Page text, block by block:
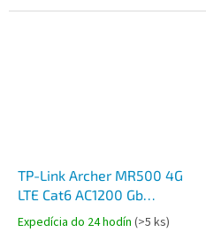
TP-Link Archer MR500 4G
LTE Cat6 AC1200 Gb
Router
Expedícia do 24 hodín (>5 ks)